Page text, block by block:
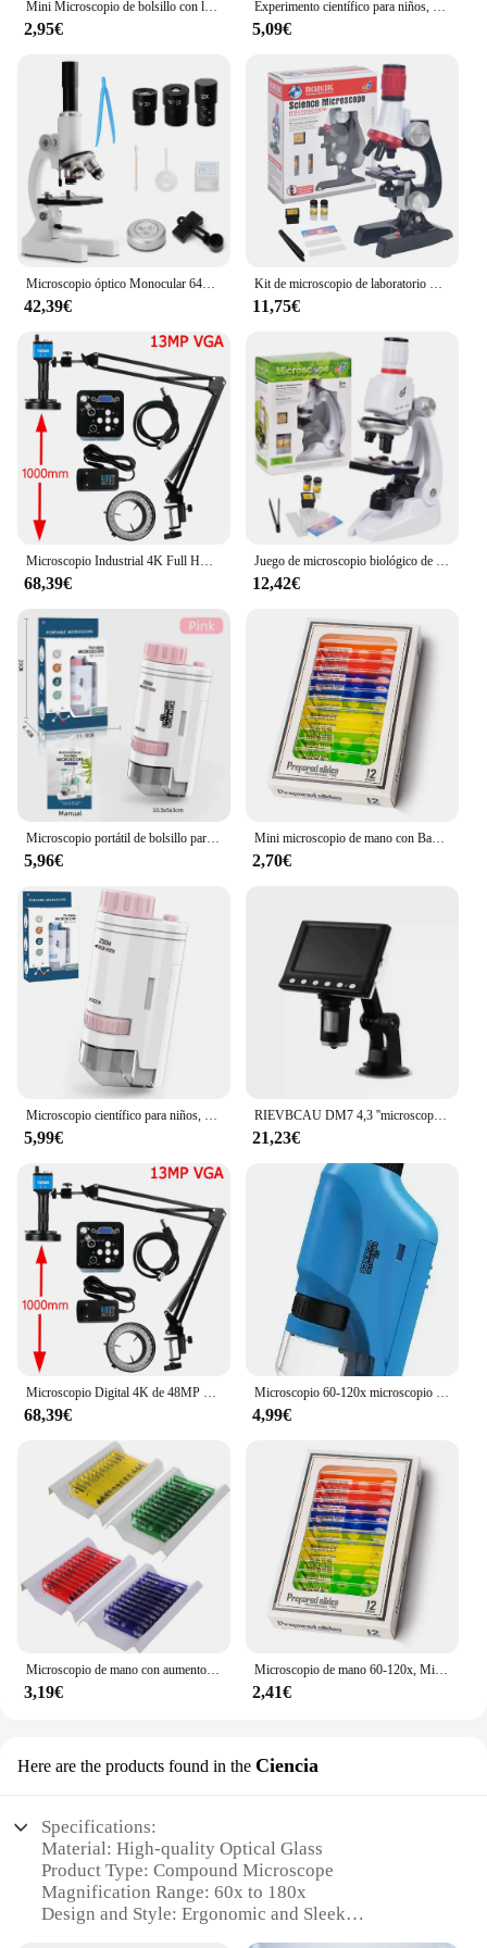
Mini Microscopio de bolsillo con luz LED para niños, 60-120X, juguete de ciencia, alimentado por batería
2,95€
Experimento científico para niños, Kit de microscopio de bolsillo, Mini microscopio educativo de mano 60-120x con luz, juguetes para niños, regalo
5,09€
Microscopio óptico Monocular 64X-2400X para la escuela primaria, microscopio para enseñanza de ciencias y Biología Experimental, regalo de cumpleaños para niños
42,39€
Kit de microscopio de laboratorio LED para niños, juguete educativo para escuela en casa, regalo, microscopio biológico refinado para niños, 100/400/1200X
11,75€
Microscopio Industrial 4K Full HD con montaje en C, cámara Digital, soldadura PCB, reparación de teléfonos móviles, soldadura, luz LED Doble
68,39€
Juego de microscopio biológico de laboratorio para niños, 1200X LED, escuela primaria en casa, juguetes de rompecabezas de Ciencia
12,42€
Microscopio portátil de bolsillo para niños, juego de microscopio de ciencia, juguetes de aprendizaje de microbiología, 80x -200 x
5,96€
Mini microscopio de mano con Base para niños, microscopio de bolsillo con luz LED, herramienta de ciencia para explorar, 80-200X
2,70€
Microscopio científico para niños, microscopio de bolsillo de 60-200x, Porta, Mini microscopio eléctrico de mano, juguete educativo de interés para niños al aire libre
5,99€
RIEVBCAU DM7 4,3 ''microscopio Digital 1000X microscopio de monedas 1080P microscopio de vídeo para soldadura de adultos con 8 LED Dropshipping
21,23€
Microscopio Digital 4K de 48MP para electrónica, USB-C, cámaras industriales, HDMI, Zoom 1-150X, lente de montaje en C, soldadura Pcb de teléfono
68,39€
Microscopio 60-120x microscopio de mano de laboratorio microscopio con batería con luz LED microscopio científico para niños
4,99€
Microscopio de mano con aumento de 60x-120x, microscopio educativo portátil, microscopio compacto con luz LED para niños y adultos
3,19€
Microscopio de mano 60-120x, Mini Kit de microscopio de bolsillo, microscopio de laboratorio, rueda con Zoom ajustable con LED para niños educativos
2,41€
Here are the products found in the Ciencia
Specifications:
Material: High-quality Optical Glass
Product Type: Compound Microscope
Magnification Range: 60x to 180x
Design and Style: Ergonomic and Sleek